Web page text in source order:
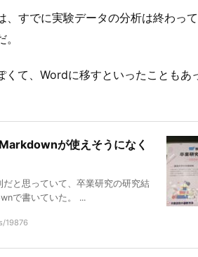
、すでに実験データの分析は終わっ
て、Wordに移すといったこともあ
が使えそうになく
と思っていて、卒業研究の研究結
で書いていた。 ...
19876